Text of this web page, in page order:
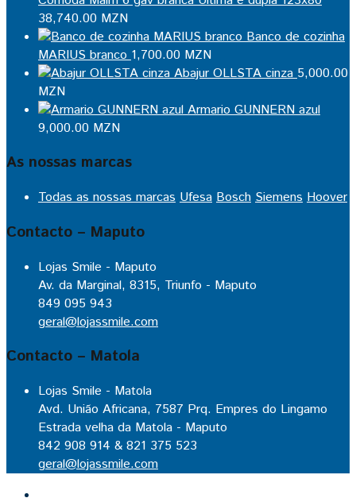
38,740.00 MZN
Banco de cozinha
MARIUS branco 1,700.00 MZN
Abajur OLLSTA cinza 5,000.00
MZN
Armario GUNNERN azul
9,000.00 MZN
As nossas marcas
Todas as nossas marcas Ufesa Bosch Siemens Hoover
Contacto – Maputo
Lojas Smile - Maputo
Av. da Marginal, 8315, Triunfo - Maputo
849 095 943
geral@lojassmile.com
Contacto – Matola
Lojas Smile - Matola
Avd. União Africana, 7587 Prq. Empres do Lingamo
Estrada velha da Matola - Maputo
842 908 914 & 821 375 523
geral@lojassmile.com